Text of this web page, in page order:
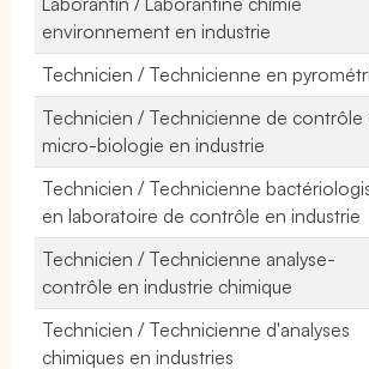
environnement en industrie
Technicien / Technicienne en
Technicien / Technicienne de contrôle
micro-biologie en industrie
Technicien / Technicienne
en laboratoire de contrôle en industrie
Technicien / Technicienne analyse-
contrôle en industrie chimique
Technicien / Technicienne d'analyses
chimiques en industries